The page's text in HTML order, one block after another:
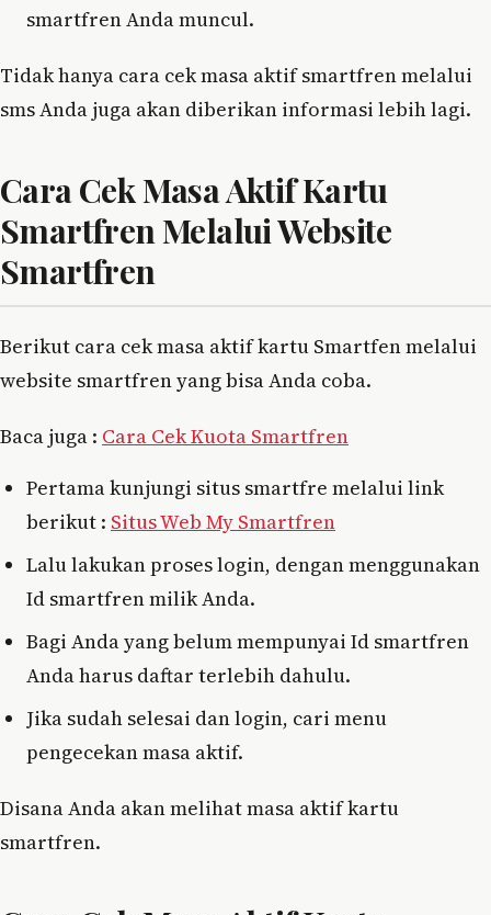
smartfren Anda muncul.
Tidak hanya cara cek masa aktif smartfren melalui
sms Anda juga akan diberikan informasi lebih lagi.
Cara Cek Masa Aktif Kartu
Smartfren Melalui Website
Smartfren
Berikut cara cek masa aktif kartu Smartfen melalui
website smartfren yang bisa Anda coba.
Baca juga : Cara Cek Kuota Smartfren
Pertama kunjungi situs smartfre melalui link
berikut : Situs Web My Smartfren
Lalu lakukan proses login, dengan menggunakan
Id smartfren milik Anda.
Bagi Anda yang belum mempunyai Id smartfren
Anda harus daftar terlebih dahulu.
Jika sudah selesai dan login, cari menu
pengecekan masa aktif.
Disana Anda akan melihat masa aktif kartu
smartfren.